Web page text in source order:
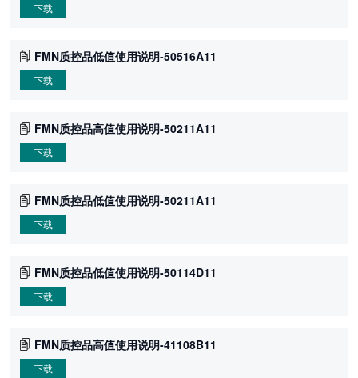
下载
FMN质控品低值使用说明-50516A11
下载
FMN质控品高值使用说明-50211A11
下载
FMN质控品低值使用说明-50211A11
下载
FMN质控品低值使用说明-50114D11
下载
FMN质控品高值使用说明-41108B11
下载